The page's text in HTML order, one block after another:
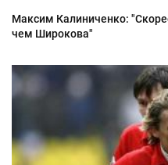
Максим Калиниченко:
чем Широкова"